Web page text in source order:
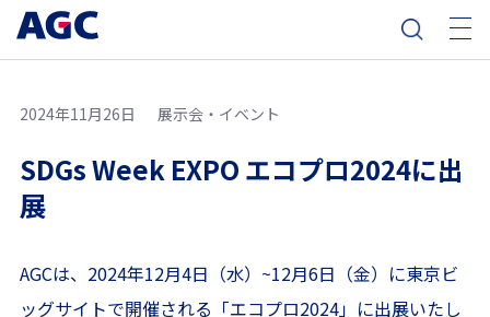
2024年11月26日 展示会・イベント
SDGs Week EXPO エコプロ2024に出
展
AGCは、2024年12月4日（水）~12月6日（金）に東京ビ
ッグサイトで開催される「エコプロ2024」に出展いたし